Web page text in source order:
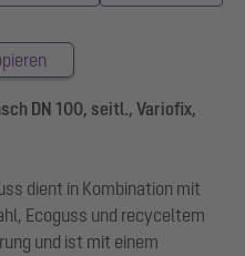
DN 100, seitl., Variofix,
dient in Kombination mit
Ecoguss und recyceltem
und ist mit einem